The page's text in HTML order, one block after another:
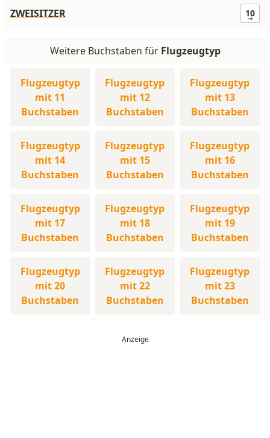
ZWEISITZER 10
Weitere Buchstaben für Flugzeugtyp
Flugzeugtyp
mit 11
Buchstaben
Flugzeugtyp
mit 12
Buchstaben
Flugzeugtyp
mit 13
Buchstaben
Flugzeugtyp
mit 14
Buchstaben
Flugzeugtyp
mit 15
Buchstaben
Flugzeugtyp
mit 16
Buchstaben
Flugzeugtyp
mit 17
Buchstaben
Flugzeugtyp
mit 18
Buchstaben
Flugzeugtyp
mit 19
Buchstaben
Flugzeugtyp
mit 20
Buchstaben
Flugzeugtyp
mit 22
Buchstaben
Flugzeugtyp
mit 23
Buchstaben